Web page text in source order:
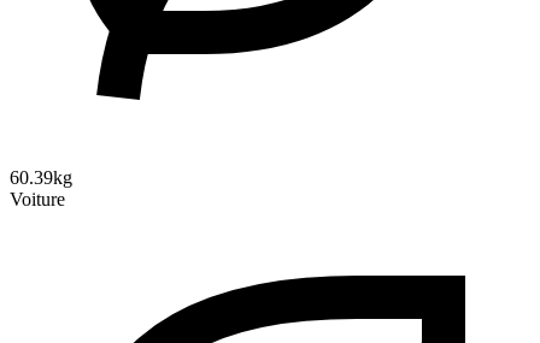
60.39kg
Voiture